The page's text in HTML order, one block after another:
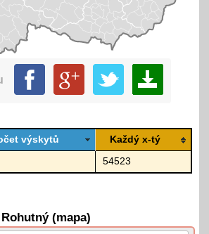
výskytů Každý x-tý
54523
(mapa)